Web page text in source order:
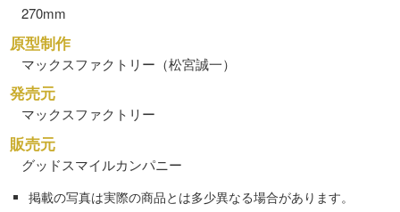
270mm
原型制作
マックスファクトリー（松宮誠一）
発売元
マックスファクトリー
販売元
グッドスマイルカンパニー
掲載の写真は実際の商品とは多少異なる場合があります。